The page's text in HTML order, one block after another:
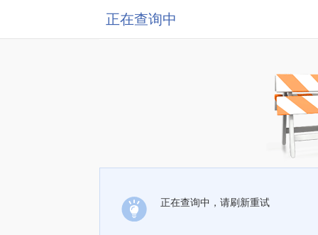
正在查询中
正在查询中，请刷新重试